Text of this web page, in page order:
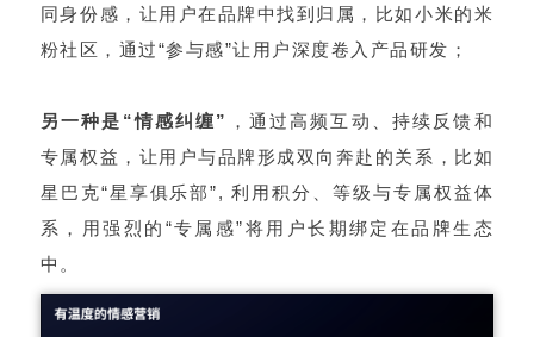
同身份感，让用户在品牌中找到归属，比如小米的米
粉社区，通过“参与感”让用户深度卷入产品研发；
另一种是“情感纠缠” ，通过高频互动、持续反馈和
专属权益，让用户与品牌形成双向奔赴的关系，比如
星巴克“星享俱乐部”, 利用积分、等级与专属权益体
系，用强烈的“专属感”将用户长期绑定在品牌生态
中。